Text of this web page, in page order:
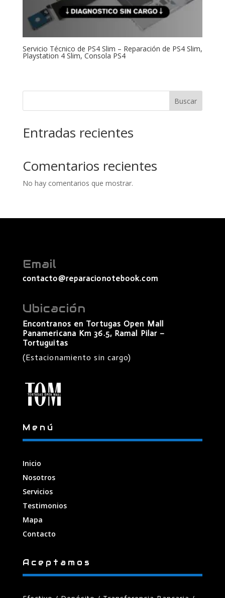
Servicio Técnico de PS4 Slim – Reparación de PS4 Slim,
Playstation 4 Slim, Consola PS4
Buscar
Entradas recientes
Comentarios recientes
No hay comentarios que mostrar.
Email
contacto@reparacionotebook.com
Ubicación
Encontranos en Tortugas Open Mall
Panamericana Km 36.5, Ramal Pilar –
Tortuguitas
(Estacionamiento sin cargo)
Menú
Inicio
Nosotros
Servicios
Testimonios
Mapa
Contacto
Aceptamos